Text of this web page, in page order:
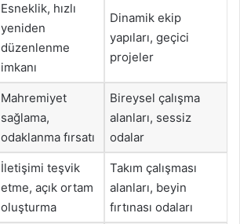
Esneklik, hızlı
yeniden
düzenlenme
imkanı
Dinamik ekip
yapıları, geçici
projeler
Mahremiyet
sağlama,
odaklanma fırsatı
Bireysel çalışma
alanları, sessiz
odalar
İletişimi teşvik
etme, açık ortam
oluşturma
Takım çalışması
alanları, beyin
fırtınası odaları